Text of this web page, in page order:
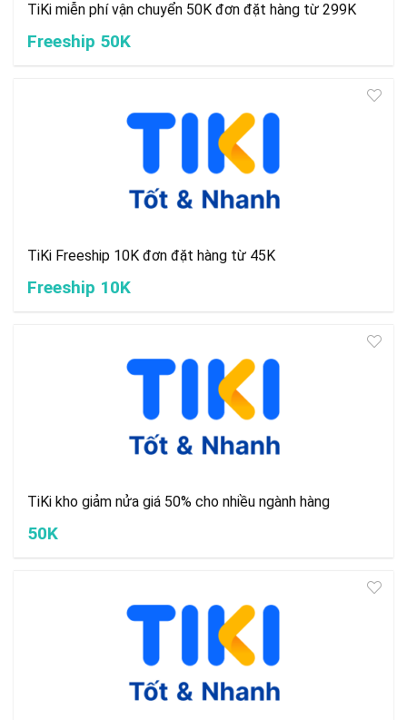
TiKi miễn phí vận chuyển 50K đơn đặt hàng từ 299K
Freeship 50K
TiKi Freeship 10K đơn đặt hàng từ 45K
Freeship 10K
TiKi kho giảm nửa giá 50% cho nhiều ngành hàng
50K